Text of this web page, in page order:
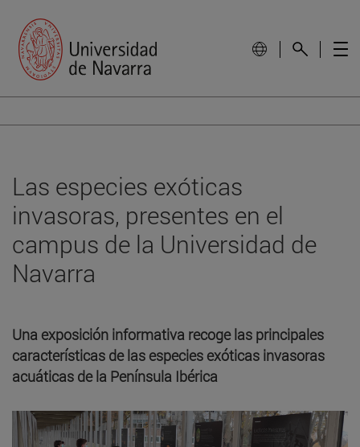
Las especies exóticas
invasoras, presentes en el
campus de la Universidad de
Navarra
Una exposición informativa recoge las principales
características de las especies exóticas invasoras
acuáticas de la Península Ibérica